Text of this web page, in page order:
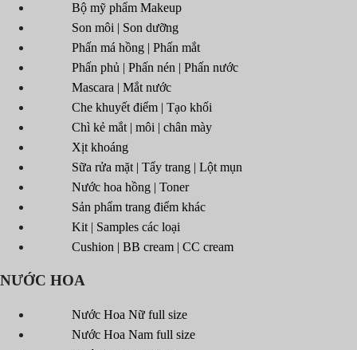
Bộ mỹ phẩm Makeup
Son môi | Son dưỡng
Phấn má hồng | Phấn mắt
Phấn phủ | Phấn nén | Phấn nước
Mascara | Mắt nước
Che khuyết điểm | Tạo khối
Chì kẻ mắt | môi | chân mày
Xịt khoáng
Sữa rửa mặt | Tẩy trang | Lột mụn
Nước hoa hồng | Toner
Sản phẩm trang điểm khác
Kit | Samples các loại
Cushion | BB cream | CC cream
NƯỚC HOA
Nước Hoa Nữ full size
Nước Hoa Nam full size